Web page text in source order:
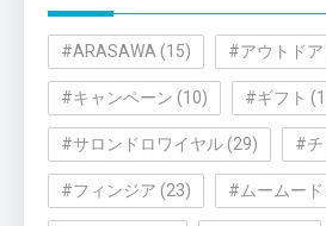
#ARASAWA (15) #アウトドア
#キャンペーン (10) #ギフト
#サロンドロワイヤル (29) #チ
#フィンジア (23) #ムームー